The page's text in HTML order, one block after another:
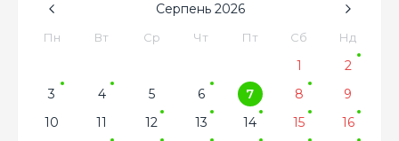
Серпень 2026
Пн Вт Ср Чт Пт Сб Нд
1
2
3
4 5 6 7 8
9
10
11 12 13 14 15
16